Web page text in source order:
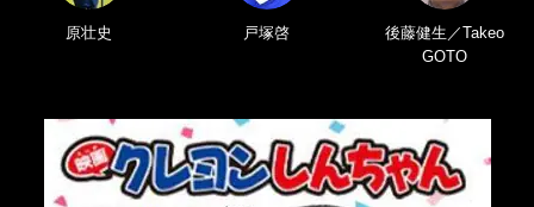
原壮史 戸塚啓
後藤健生／Takeo
GOTO